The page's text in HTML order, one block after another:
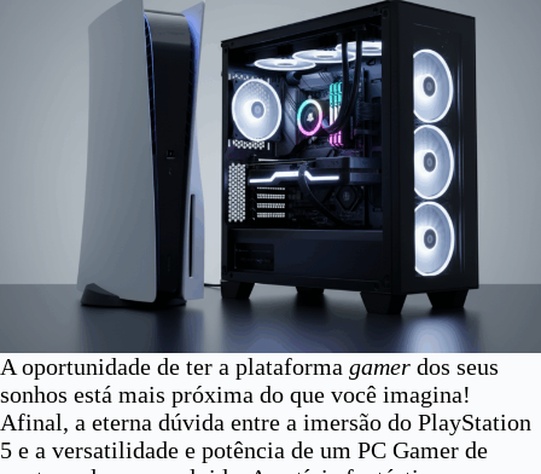
A oportunidade de ter a plataforma gamer dos seus
sonhos está mais próxima do que você imagina!
Afinal, a eterna dúvida entre a imersão do PlayStation
5 e a versatilidade e potência de um PC Gamer de